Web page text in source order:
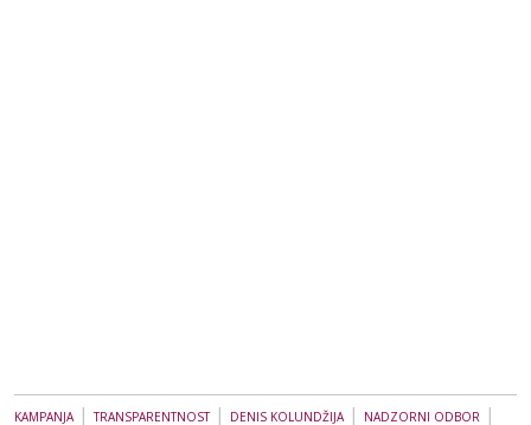
KAMPANJA|TRANSPARENTNOST| DENIS KOLUNDŽIJA| NADZORNI ODBOR |